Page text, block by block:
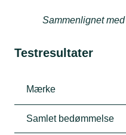
Sammenlignet med
Testresultater
Mærke
Samlet bedømmelse